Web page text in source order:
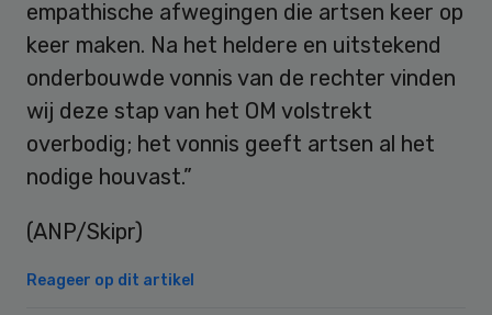
empathische afwegingen die artsen keer op
keer maken. Na het heldere en uitstekend
onderbouwde vonnis van de rechter vinden
wij deze stap van het OM volstrekt
overbodig; het vonnis geeft artsen al het
nodige houvast.”
(ANP/Skipr)
Reageer op dit artikel